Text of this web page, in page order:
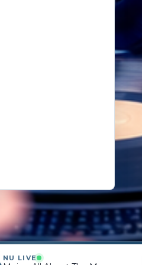
14 oktober 2025
NU LIVE